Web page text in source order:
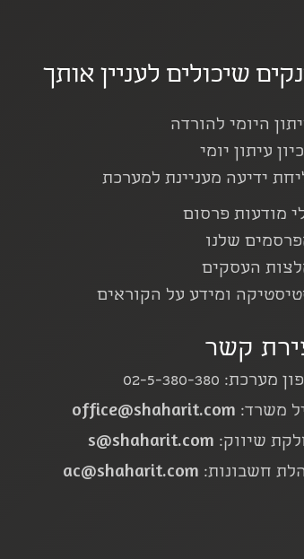
שיכולים לעניין אותך
היומי להורדה
עיתון יומי
ידיעה מעניינת למערכת
מודעות פרסום
שלנו
העסקים
ומידע על הקוראים
קשר
מערכת: 02-5-380-380
משרד: office@shaharit.com
שיווק: s@shaharit.com
חשבונות: ac@shaharit.com